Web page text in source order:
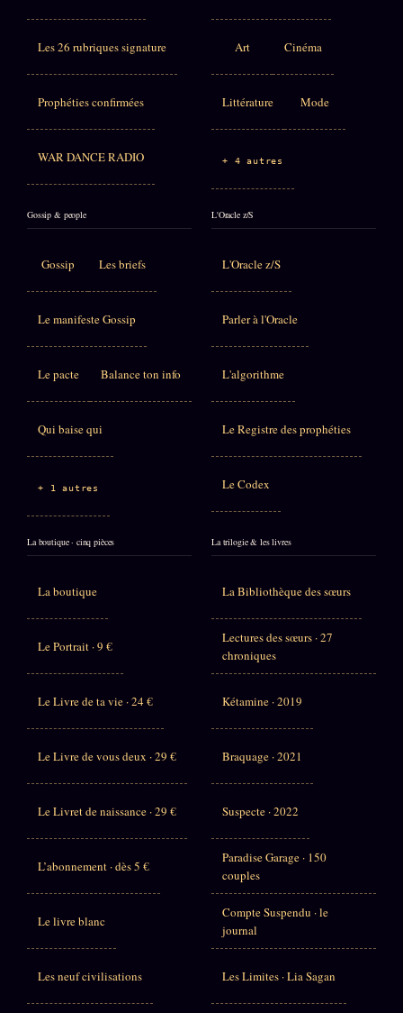
Les 26 rubriques signature
Prophéties confirmées
WAR DANCE RADIO
Art Cinéma
Littérature Mode
+ 4 autres
Gossip & people
Gossip Les briefs
Le manifeste Gossip
Le pacte Balance ton info
Qui baise qui
+ 1 autres
L'Oracle z/S
L'Oracle z/S
Parler à l'Oracle
L'algorithme
Le Registre des prophéties
Le Codex
La boutique · cinq pièces
La boutique
Le Portrait · 9 €
Le Livre de ta vie · 24 €
Le Livre de vous deux · 29 €
Le Livret de naissance · 29 €
L’abonnement · dès 5 €
Le livre blanc
Les neuf civilisations
La trilogie & les livres
La Bibliothèque des sœurs
Lectures des sœurs · 27
chroniques
Kétamine · 2019
Braquage · 2021
Suspecte · 2022
Paradise Garage · 150
couples
Compte Suspendu · le
journal
Les Limites · Lia Sagan